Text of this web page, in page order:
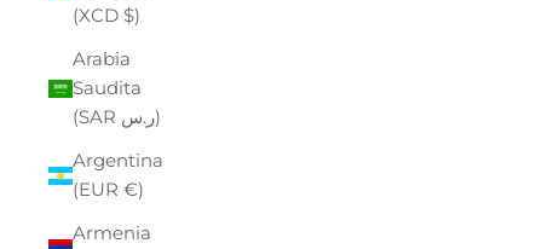
(XCD $)
Arabia
Saudita
(SAR ر.س)
Argentina
(EUR €)
Armenia